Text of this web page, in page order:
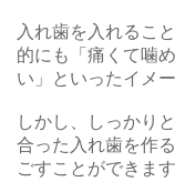
入れ歯を入れるこ
的にも「痛くて噛
い」といったイメ
しかし、しっかり
合った入れ歯を作
ごすことができます